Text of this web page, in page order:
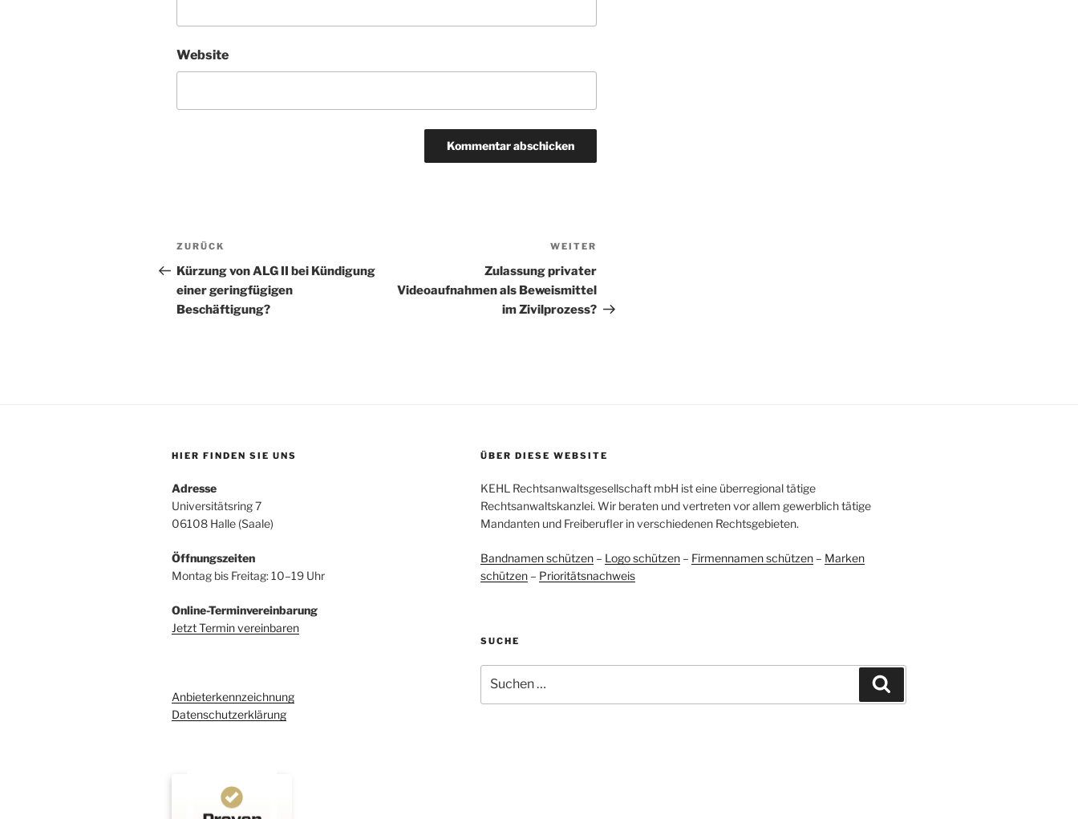
Website
Beitragsnavigation
Vorheriger
Beitrag
ZURÜCK
Kürzung von ALG II bei Kündigung
einer geringfügigen
Beschäftigung?
Beitrag
WEITER
Zulassung privater
Videoaufnahmen als Beweismittel
im Zivilprozess?
HIER FINDEN SIE UNS
Adresse
Universitätsring 7
06108 Halle (Saale)
Öffnungszeiten
Montag bis Freitag: 10–19 Uhr
Online-Terminvereinbarung
Jetzt Termin vereinbaren
Anbieterkennzeichnung
Datenschutzerklärung
ÜBER DIESE WEBSITE
KEHL Rechtsanwaltsgesellschaft mbH ist eine überregional tätige
Rechtsanwaltskanzlei. Wir beraten und vertreten vor allem gewerblich tätige
Mandanten und Freiberufler in verschiedenen Rechtsgebieten.
Bandnamen schützen– Logo schützen– Firmennamen schützen– Marken
schützen– Prioritätsnachweis
SUCHE
nach: